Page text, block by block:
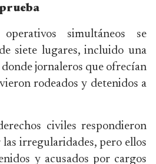
simultáneos se
siete lugares, incluido una
jornaleros que ofrecían
rodeados y detenidos a
civiles respondieron
irregularidades, pero ellos
y acusados por cargos